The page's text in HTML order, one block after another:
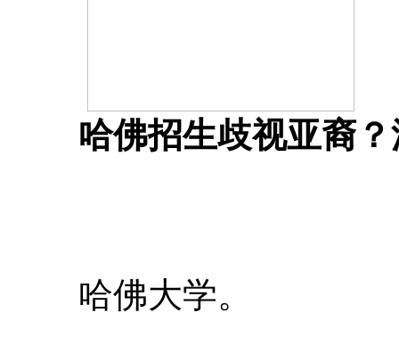
哈佛招生歧视亚裔
哈佛大学。